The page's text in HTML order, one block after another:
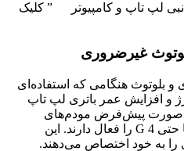
لپ تاپ و کامپیوتر ” کلیک
غیرضروری
بلوتوث هنگامی که استفاده‌ای
و افزایش عمر باتری لپ تاپ
پیش‌فرض مودم‌های
مختلف همچون Wi-Fi ، بلوتوث یا حتی 4 G را فعال دارند. این
به خود اختصاص می‌دهند.